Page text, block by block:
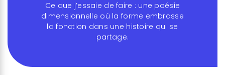
Ce que j’essaie de faire : une poésie
dimensionnelle où la forme embrasse
la fonction dans une histoire qui se
partage.